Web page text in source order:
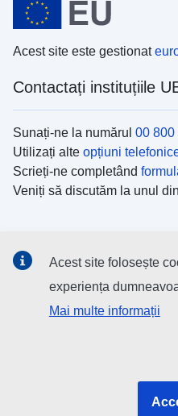
Acest site este gestionat
Contactați instituțiile
Sunați-ne la numărul 00 800
Utilizați alte opțiuni
Scrieți-ne completând
Veniți să discutăm la unul din
Descoperiți canalele UEpe
Instituțiile și
Acest site folosește
experiența
Mai multe informații